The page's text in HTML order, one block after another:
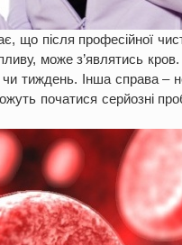
що після професійної
може з’являтись
тиждень. Інша справа –
початися серйозні